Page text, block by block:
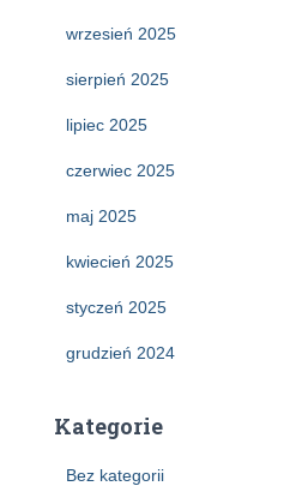
wrzesień 2025
sierpień 2025
lipiec 2025
czerwiec 2025
maj 2025
kwiecień 2025
styczeń 2025
grudzień 2024
Kategorie
Bez kategorii